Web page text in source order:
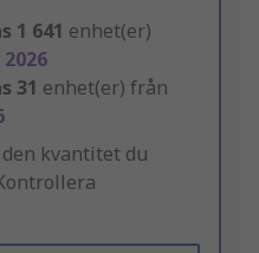
1 641 enhet(er)
31 enhet(er) från
kvantitet du